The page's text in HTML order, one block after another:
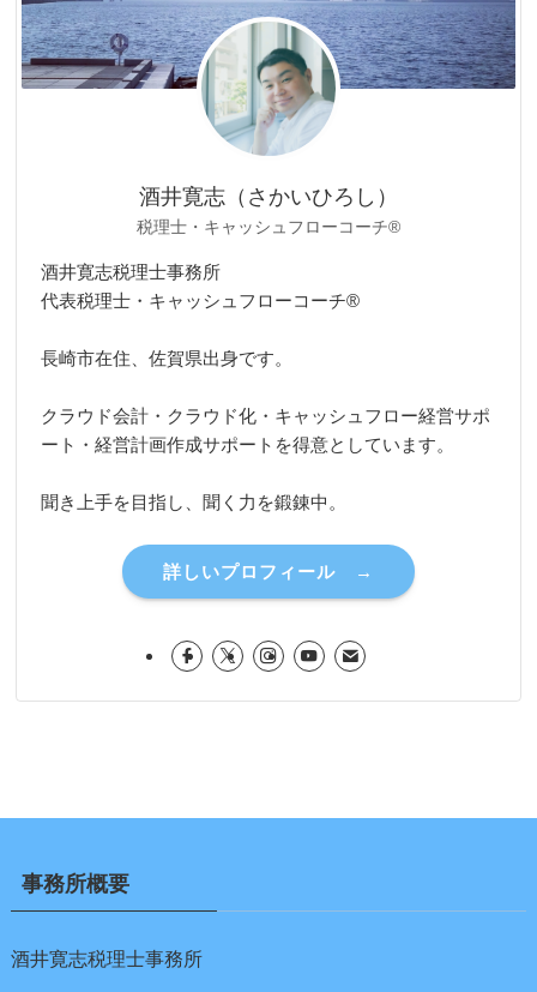
酒井寛志（さかいひろし）
税理士・キャッシュフローコーチ®
酒井寛志税理士事務所
代表税理士・キャッシュフローコーチ®
長崎市在住、佐賀県出身です。
クラウド会計・クラウド化・キャッシュフロー経営サポ
ート・経営計画作成サポートを得意としています。
聞き上手を目指し、聞く力を鍛錬中。
詳しいプロフィール →
事務所概要
酒井寛志税理士事務所